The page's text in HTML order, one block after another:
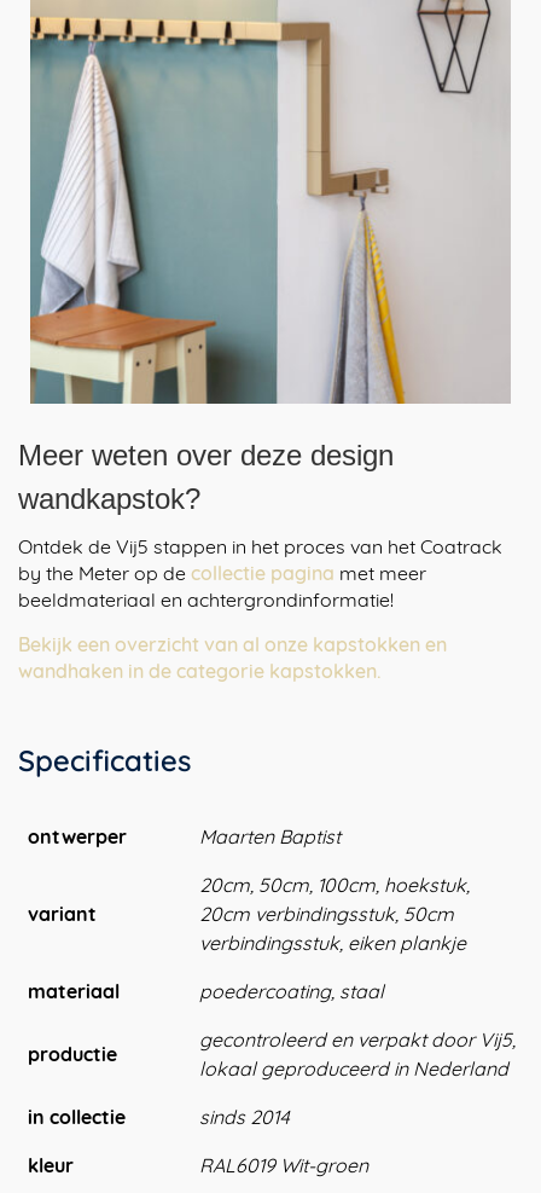
Meer weten over deze design
wandkapstok?
Ontdek de Vij5 stappen in het proces van het Coatrack
by the Meter op de collectie pagina met meer
beeldmateriaal en achtergrondinformatie!
Bekijk een overzicht van al onze kapstokken en
wandhaken in de categorie kapstokken.
Specificaties
ontwerper Maarten Baptist
variant
20cm, 50cm, 100cm, hoekstuk,
20cm verbindingsstuk, 50cm
verbindingsstuk, eiken plankje
materiaal
poedercoating, staal
productie
gecontroleerd en verpakt door Vij5,
lokaal geproduceerd in Nederland
in collectie
sinds 2014
kleur
RAL6019 Wit-groen